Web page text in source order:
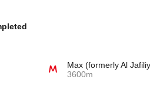
Max (formerly Al
3600m